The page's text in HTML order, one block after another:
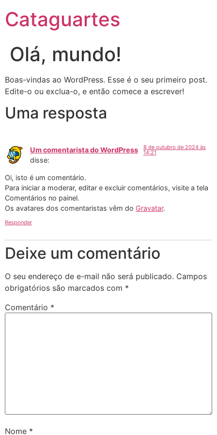
Cataguartes
Olá, mundo!
Boas-vindas ao WordPress. Esse é o seu primeiro post.
Edite-o ou exclua-o, e então comece a escrever!
Uma resposta
Um comentarista do WordPress
disse:
8 de outubro de 2024 às
14:21
Oi, isto é um comentário.
Para iniciar a moderar, editar e excluir comentários, visite a tela
Comentários no painel.
Os avatares dos comentaristas vêm do Gravatar.
Responder
Deixe um comentário
O seu endereço de e-mail não será publicado. Campos
obrigatórios são marcados com *
Comentário *
Nome *